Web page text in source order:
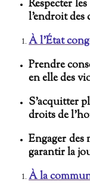
Respecter
l’endroit des
À l’État
Prendre
en elle des
S’acquitter
droits de
Engager
garantir la
À la